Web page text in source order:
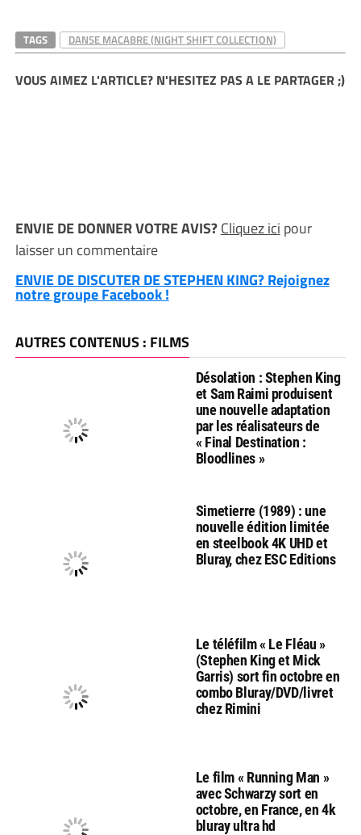
TAGS DANSE MACABRE (NIGHT SHIFT COLLECTION)
VOUS AIMEZ L'ARTICLE? N'HESITEZ PAS A LE PARTAGER ;)
ENVIE DE DONNER VOTRE AVIS?Cliquez ici pour
laisser un commentaire
ENVIE DE DISCUTER DE STEPHEN KING? Rejoignez
notre groupe Facebook !
AUTRES CONTENUS : FILMS
Désolation : Stephen King
et Sam Raimi produisent
une nouvelle adaptation
par les réalisateurs de
« Final Destination :
Bloodlines »
Simetierre (1989) : une
nouvelle édition limitée
en steelbook 4K UHD et
Bluray, chez ESC Editions
Le téléfilm « Le Fléau »
(Stephen King et Mick
Garris) sort fin octobre en
combo Bluray/DVD/livret
chez Rimini
Le film « Running Man »
avec Schwarzy sort en
octobre, en France, en 4k
bluray ultra hd